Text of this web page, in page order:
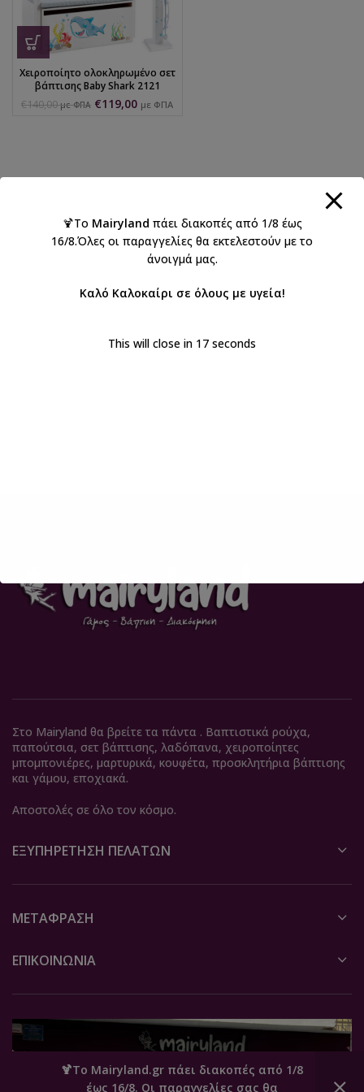
🍹Το Mairyland.gr πάει διακοπές από 1/8
έως 16/8. Οι παραγγελίες σας θα
Χειροποίητο ολοκληρωμένο σετ
βάπτισης Baby Shark 2121
€140,00 με ΦΠΑ €119,00 με ΦΠΑ
Στο Mairyland θα βρείτε τα πάντα . Βαπτιστικά ρούχα,
παπούτσια, σετ βάπτισης, λαδόπανα, χειροποίητες
μπομπονιέρες, μαρτυρικά, κουφέτα, προσκλητήρια βάπτισης
και γάμου, εποχιακά.
Αποστολές σε όλο τον κόσμο.
ΕΞΥΠΗΡΈΤΗΣΗ ΠΕΛΑΤΏΝ
ΜΕΤΆΦΡΑΣΗ
ΕΠΙΚΟΙΝΩΝΙΑ
🍹Το Mairyland πάει διακοπές από 1/8 έως
16/8.Όλες οι παραγγελίες θα εκτελεστούν με το
άνοιγμά μας.
Καλό Καλοκαίρι σε όλους με υγεία!
This will close in 17 seconds